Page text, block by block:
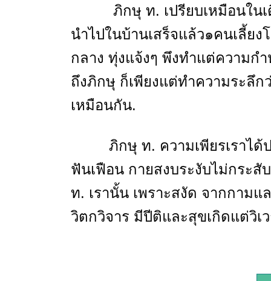
ภิกษุ ท. เปรียบเหมือนในเดื
นําไปในบ้านเสร็จแล้ว๑คนเลี้ยง
กลาง ทุ่งแจ้งๆ พึงทําแต่ความ
ถึงภิกษุ ก็เพียงแต่ทําความระลึ
เหมือนกัน.
ภิกษุ ท. ความเพียรเราได้
ฟันเฟือน กายสงบระงับไม่กระ
ท. เรานั้น เพราะสงัด จากกาม
วิตกวิจาร มีปีติและสุขเกิดแต่วิเ